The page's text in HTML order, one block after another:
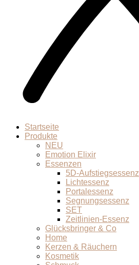
Startseite
Produkte
NEU
Emotion Elixir
Essenzen
5D-Aufstiegsessenz
Lichtessenz
Portalessenz
Segnungsessenz
SET
Zeitlinien-Essenz
Glücksbringer & Co
Home
Kerzen & Räuchern
Kosmetik